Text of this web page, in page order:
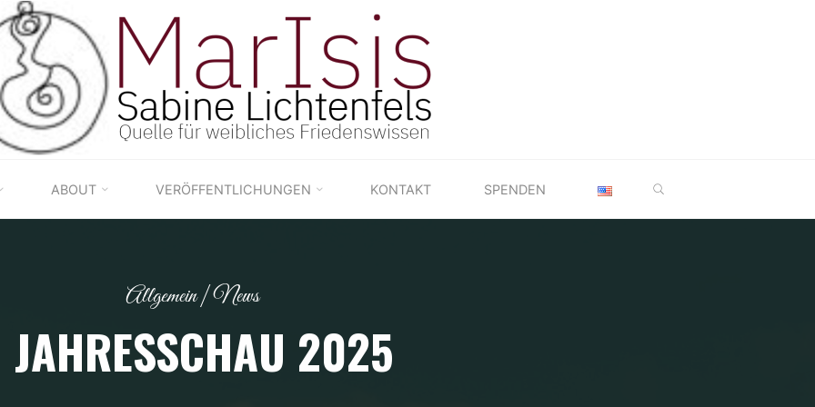
ABOUT VERÖFFENTLICHUNGEN KONTAKT SPENDEN
Allgemein|News
JAHRESSCHAU 2025